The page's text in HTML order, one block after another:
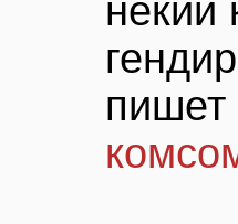
некий
пишет